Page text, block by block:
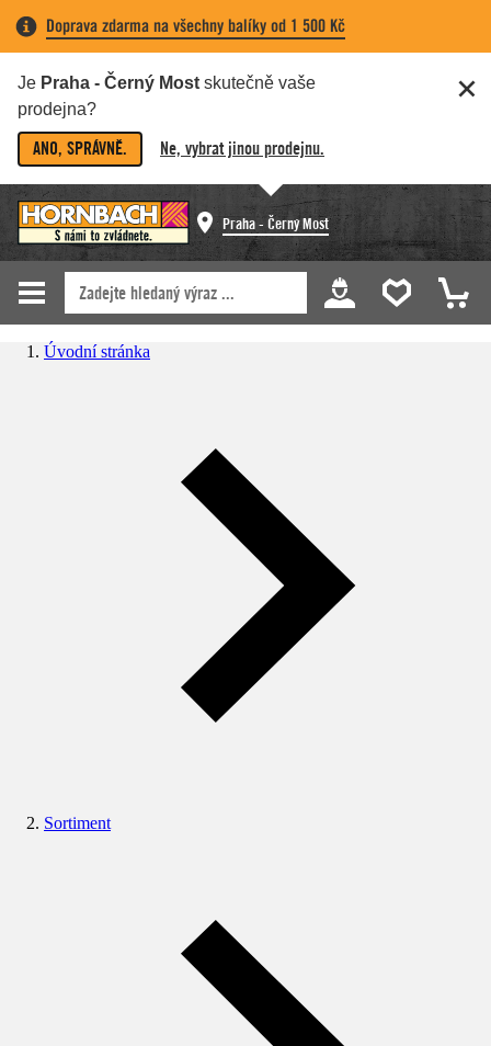
Doprava zdarma na všechny balíky od 1 500 Kč
Je Praha - Černý Most skutečně vaše
prodejna?
ANO, SPRÁVNĚ. Ne, vybrat jinou prodejnu.
Praha - Černý Most
Úvodní stránka
Sortiment